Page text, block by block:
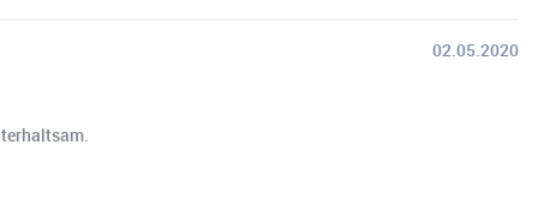
02.05.2020